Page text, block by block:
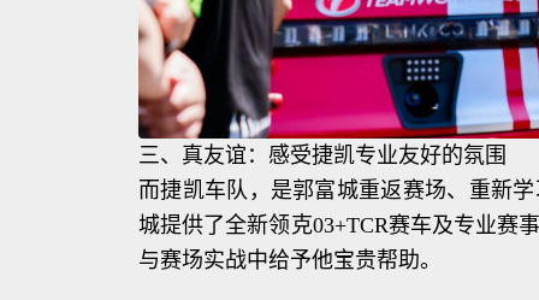
三、真友谊：感受捷凯专业友好的氛围
而捷凯车队，是郭富城重返赛场、重新
城提供了全新领克03+TCR赛车及专业赛
与赛场实战中给予他宝贵帮助。